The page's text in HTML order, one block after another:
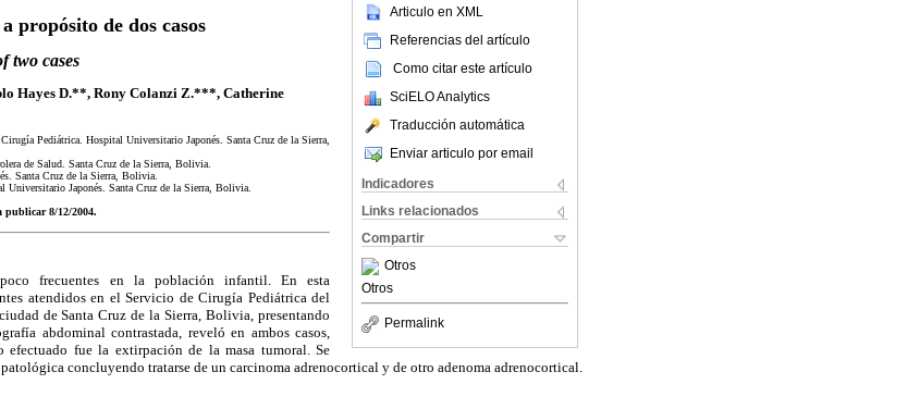
Articulo en XML
Referencias del artículo
Como citar este artículo
SciELO Analytics
Traducción automática
Enviar articulo por email
Indicadores
Links relacionados
Compartir
Otros
Otros
Permalink
propósito de dos casos
two cases
Hayes D.**, Rony Colanzi Z.***, Catherine
Pediátrica. Hospital Universitario Japonés. Santa Cruz de la Sierra,
de Salud. Santa Cruz de la Sierra, Bolivia.
Santa Cruz de la Sierra, Bolivia.
Japonés. Santa Cruz de la Sierra, Bolivia.
publicar 8/12/2004.
frecuentes en la población infantil. En esta
atendidos en el Servicio de Cirugía Pediátrica del
de Santa Cruz de la Sierra, Bolivia, presentando
abdominal contrastada, reveló en ambos casos,
fue la extirpación de la masa tumoral. Se
concluyendo tratarse de un carcinoma adrenocortical y de otro adenoma adrenocortical.